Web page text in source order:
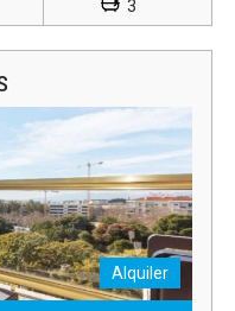
3
Alquiler